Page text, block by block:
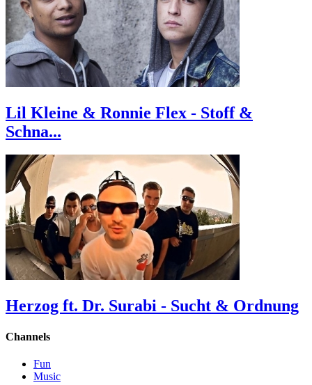
Lil Kleine & Ronnie Flex - Stoff &
Schna...
Herzog ft. Dr. Surabi - Sucht & Ordnung
Channels
Fun
Music